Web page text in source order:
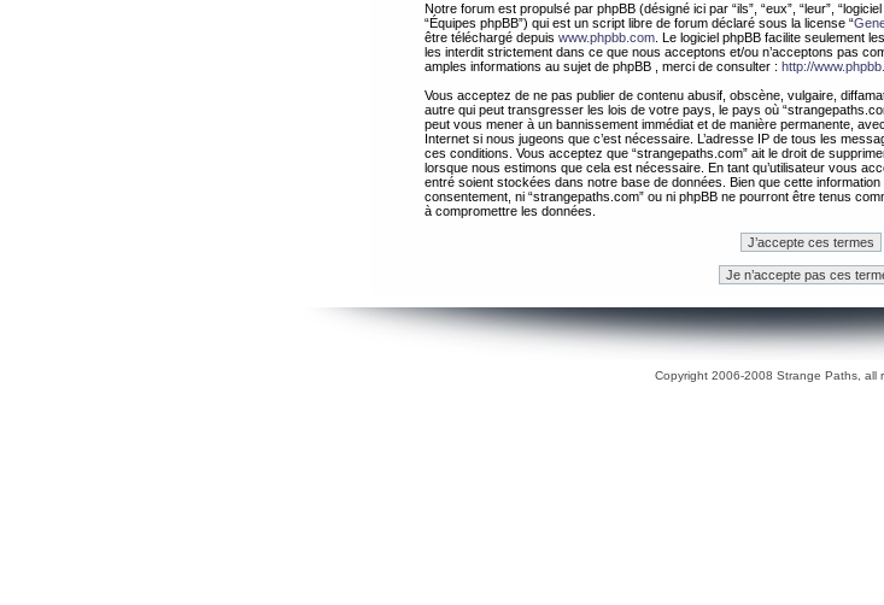
Notre forum est propulsé par phpBB (désigné ici par “ils”, “eux”, “leur”,
“Équipes phpBB”) qui est un script libre de forum déclaré sous la license “
être téléchargé depuis www.phpbb.com . Le logiciel phpBB facilite seulement
les interdit strictement dans ce que nous acceptons et/ou n’acceptons pas
amples informations au sujet de phpBB , merci de consulter : http://
Vous acceptez de ne pas publier de contenu abusif, obscène, vulgaire,
autre qui peut transgresser les lois de votre pays, le pays où
peut vous mener à un bannissement immédiat et de manière permanente,
Internet si nous jugeons que c’est nécessaire. L’adresse IP de tous les
ces conditions. Vous acceptez que “strangepaths.com” ait le droit de
lorsque nous estimons que cela est nécessaire. En tant qu’utilisateur vous
entré soient stockées dans notre base de données. Bien que cette
consentement, ni “strangepaths.com” ou ni phpBB ne pourront être tenus
à compromettre les données.
Copyright 2006-2008 Strange Paths, all